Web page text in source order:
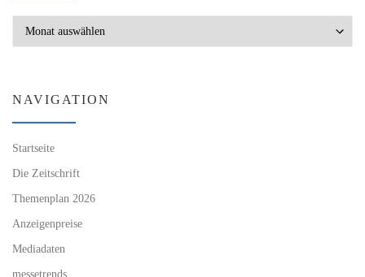
NAVIGATION
Startseite
Die Zeitschrift
Themenplan 2026
Anzeigenpreise
Mediadaten
messetrends